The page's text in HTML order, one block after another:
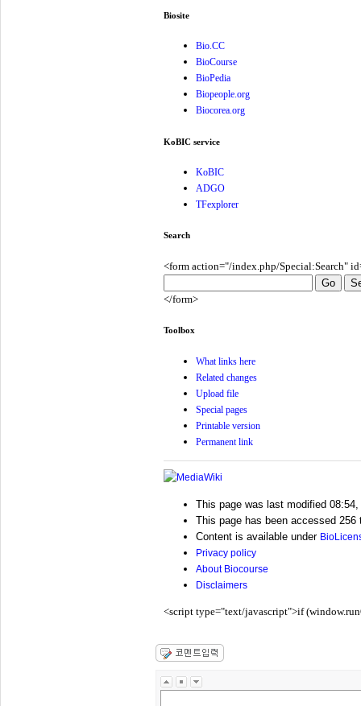
Biosite
Bio.CC
BioCourse
BioPedia
Biopeople.org
Biocorea.org
KoBIC service
KoBIC
ADGO
TFexplorer
Search
<form action="/index.php/Special:Search"
</form>
Toolbox
What links here
Related changes
Upload file
Special pages
Printable version
Permanent link
This page was last modified
This page has been accessed 256
Content is available under
Privacy policy
About Biocourse
Disclaimers
<script type="text/javascript">if